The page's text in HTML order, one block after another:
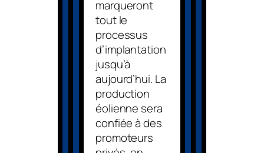
marqueront
tout le
processus
d’implantation
jusqu’à
aujourd’hui. La
production
éolienne sera
confiée à des
promoteurs